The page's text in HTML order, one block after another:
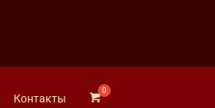
Контакты